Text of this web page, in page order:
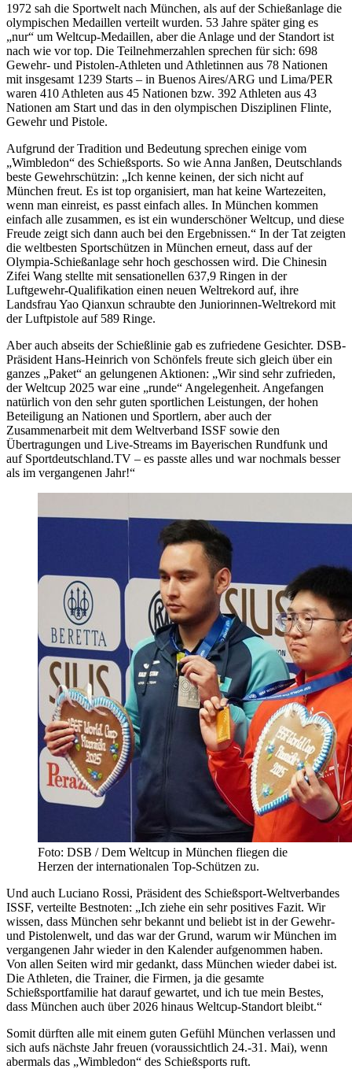
1972 sah die Sportwelt nach München, als auf der Schießanlage die
olympischen Medaillen verteilt wurden. 53 Jahre später ging es
„nur“ um Weltcup-Medaillen, aber die Anlage und der Standort ist
nach wie vor top. Die Teilnehmerzahlen sprechen für sich: 698
Gewehr- und Pistolen-Athleten und Athletinnen aus 78 Nationen
mit insgesamt 1239 Starts – in Buenos Aires/ARG und Lima/PER
waren 410 Athleten aus 45 Nationen bzw. 392 Athleten aus 43
Nationen am Start und das in den olympischen Disziplinen Flinte,
Gewehr und Pistole.
Aufgrund der Tradition und Bedeutung sprechen einige vom
„Wimbledon“ des Schießsports. So wie Anna Janßen, Deutschlands
beste Gewehrschützin: „Ich kenne keinen, der sich nicht auf
München freut. Es ist top organisiert, man hat keine Wartezeiten,
wenn man einreist, es passt einfach alles. In München kommen
einfach alle zusammen, es ist ein wunderschöner Weltcup, und diese
Freude zeigt sich dann auch bei den Ergebnissen.“ In der Tat zeigten
die weltbesten Sportschützen in München erneut, dass auf der
Olympia-Schießanlage sehr hoch geschossen wird. Die Chinesin
Zifei Wang stellte mit sensationellen 637,9 Ringen in der
Luftgewehr-Qualifikation einen neuen Weltrekord auf, ihre
Landsfrau Yao Qianxun schraubte den Juniorinnen-Weltrekord mit
der Luftpistole auf 589 Ringe.
Aber auch abseits der Schießlinie gab es zufriedene Gesichter. DSB-
Präsident Hans-Heinrich von Schönfels freute sich gleich über ein
ganzes „Paket“ an gelungenen Aktionen: „Wir sind sehr zufrieden,
der Weltcup 2025 war eine „runde“ Angelegenheit. Angefangen
natürlich von den sehr guten sportlichen Leistungen, der hohen
Beteiligung an Nationen und Sportlern, aber auch der
Zusammenarbeit mit dem Weltverband ISSF sowie den
Übertragungen und Live-Streams im Bayerischen Rundfunk und
auf Sportdeutschland.TV – es passte alles und war nochmals besser
als im vergangenen Jahr!“
Foto: DSB / Dem Weltcup in München fliegen die
Herzen der internationalen Top-Schützen zu.
Und auch Luciano Rossi, Präsident des Schießsport-Weltverbandes
ISSF, verteilte Bestnoten: „Ich ziehe ein sehr positives Fazit. Wir
wissen, dass München sehr bekannt und beliebt ist in der Gewehr-
und Pistolenwelt, und das war der Grund, warum wir München im
vergangenen Jahr wieder in den Kalender aufgenommen haben.
Von allen Seiten wird mir gedankt, dass München wieder dabei ist.
Die Athleten, die Trainer, die Firmen, ja die gesamte
Schießsportfamilie hat darauf gewartet, und ich tue mein Bestes,
dass München auch über 2026 hinaus Weltcup-Standort bleibt.“
Somit dürften alle mit einem guten Gefühl München verlassen und
sich aufs nächste Jahr freuen (voraussichtlich 24.-31. Mai), wenn
abermals das „Wimbledon“ des Schießsports ruft.